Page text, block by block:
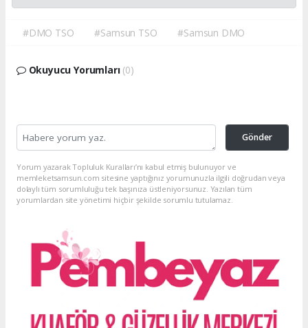
#DMO TSO #Samsun TSO #Samsun DMO
Okuyucu Yorumları (0)
Gönder
Yorum yazarak Topluluk Kuralları’nı kabul etmiş bulunuyor ve
memleketsamsun.com sitesine yaptığınız yorumunuzla ilgili doğrudan veya
dolaylı tüm sorumluluğu tek başınıza üstleniyorsunuz. Yazılan tüm
yorumlardan site yönetimi hiçbir şekilde sorumlu tutulamaz.